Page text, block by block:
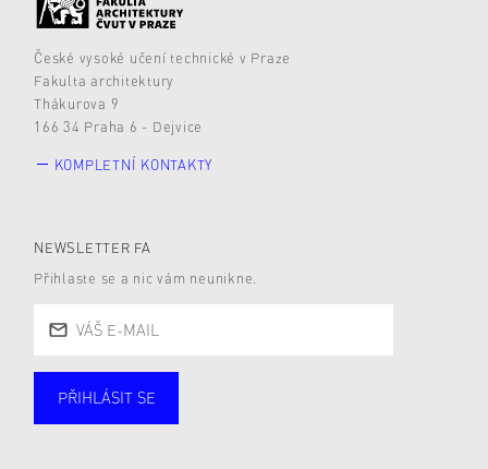
České vysoké učení technické v Praze
Fakulta architektury
Thákurova 9
166 34 Praha 6 - Dejvice
KOMPLETNÍ KONTAKTY
NEWSLETTER FA
Přihlaste se a nic vám neunikne.
PŘIHLÁSIT SE